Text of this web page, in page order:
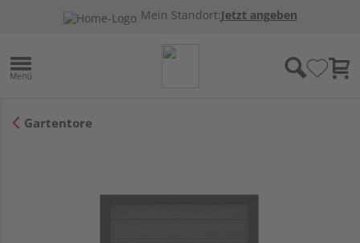
Mein Standort:Jetzt angeben
Gartentore